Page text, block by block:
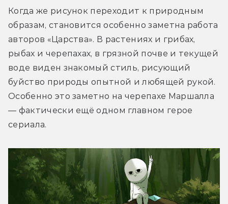
Когда же рисунок переходит к природным
образам, становится особенно заметна работа
авторов «Царства». В растениях и грибах,
рыбах и черепахах, в грязной почве и текущей
воде виден знакомый стиль, рисующий
буйство природы опытной и любящей рукой.
Особенно это заметно на черепахе Маршалла
— фактически ещё одном главном герое
сериала.